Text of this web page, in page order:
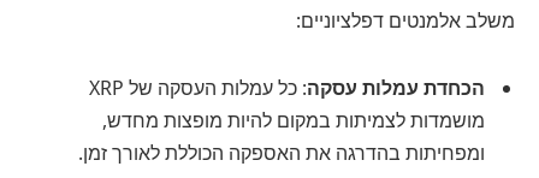
משלב אלמנטים דפלציוניים:
הכחדת עמלות עסקה
: כל עמלות העסקה של XRP
מושמדות לצמיתות במקום להיות מופצות מחדש,
ומפחיתות בהדרגה את האספקה הכוללת לאורך זמן.